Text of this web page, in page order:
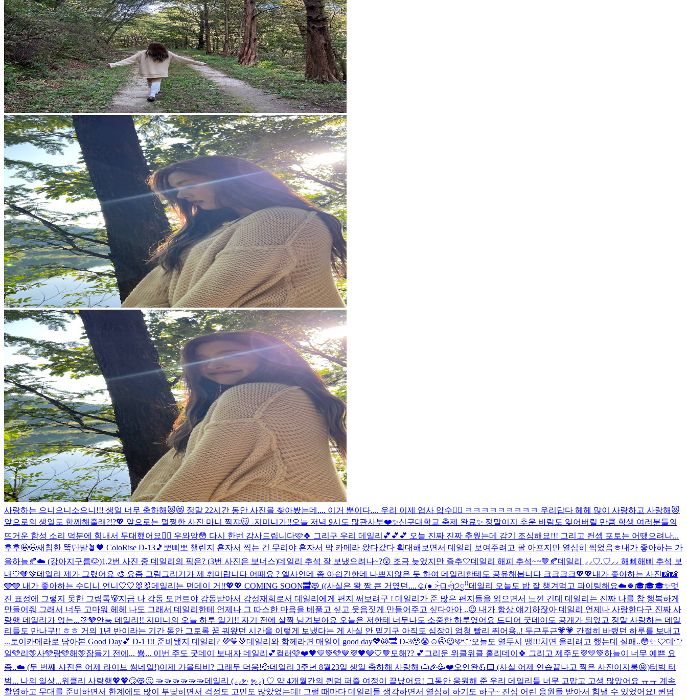
사랑하는 으니으니소으니!!! 생일 너무 축하해😻😻 정말 22시간 동안 사진을 찾아봤는데.... 이거 뿐이다.... 우리 이제 엽사 압수🤦‍♀️ ㅋㅋㅋㅋㅋㅋㅋㅋㅋ 우리답다 헤헤 많이 사랑하고 사랑해😻
앞으로의 생일도 함께해줄래?!?💖 앞으로는 멀쩡한 사진 마니 찍쟈😽 -지미니가!!오늘 저녁 9시도 많관사부❤️✨신구대학교 축제 완료✨ 정말이지 추운 바람도 잊어버릴 만큼 학생 여러분들의
뜨거운 함성 소리 덕분에 힘내서 무대했어요❤️‍🔥 우와앙😳 다시 한번 감사드립니다🩷🍀 그리구 우리 데일리💕💕💕 오늘 진짜 진짜 추웠는데 감기 조심해요!!! 그리고 컨셉 포토는 어땠으려나...
후후🤩🤩새침한 똑단발🪴🖤 ColoRise D-13🎵 뽀삐뽀 챌린지 혼자서 찍는 건 무리야 혼자서 막 카메라 왔다갔다 확대해보면서 데일리 보여주려고 팔 아프지만 열심히 찍었음ㅎ내가 좋아하는 가
을하늘🍂☁️ (강아지구름🐶)1,2번 사진 중 데일리의 픽은? (3번 사진은 보너스)데일리 추석 잘 보냈으려나~?😲 조금 늦었지만 즐추🤍데일리 해피 추석~~🤎🍂데일리 ⸝⸝♡.♡⸝⸝ 해삐해삐 추석 보
내🤍🩵💚데일리 제가 그렸어요 🎨 요즘 그림그리기가 제 취미랍니다 어때요 ? 엘사인데 좀 아쉽긴한데 나쁘지않은 듯 하여 데일리한테도 공유해봅니다 크크크크💖💖내가 좋아하는 사진📸📸
🩶🩶 내가 좋아하는 수디니 언니🤍🤍🐰🐰데일리는 먼데이 거!!💖💖 COMING SOON🔜😻 ((사실은 왕 짱 큰 거였던....☺(● ˃̶͈̀ロ˂̶͈́)੭ꠥ⁾⁾️데일리 오늘도 밥 잘 챙겨먹고 파이팅해요☁️🍀 🎓🎓🎓✨멋
진 표정에 그렇지 못한 그립톡🐻지금 나 감동 모먼트야 감동받아서 감성재희로서 데일리에게 편지 써보려구 ! 데일리가 준 많은 편지들을 읽으면서 느낀 건데 데일리는 진짜 나를 참 행복하게
만들어줘 그래서 너무 고마워 헤헤 나도 그래서 데일리한테 언제나 그 따스한 마음을 베풀고 싶고 웃음짓게 만들어주고 싶다아아 ..😉 내가 항상 얘기하잖아 데일리 언제나 사랑한다구 진짜 사
랑행 데일리가 없는...🩷🩵안뇽 데일리!! 지미니의 오늘 하루 일기!! 자기 전에 살짝 남겨보아요 오늘은 저한테 너무나도 소중한 하루였어요 드디어 굿데이도 공개가 되었고 정말 사랑하는 데일
리들도 만나구!! ㅎㅎ 거의 1년 반이라는 기간 동안 그토록 꿈 꿔왔던 시간을 이렇게 보냈다는 게 사실 안 믿기구 아직도 심장이 엄청 빨리 뛰어용..! 두근두근💗💗 간절히 바랬던 하루를 보내고
... 토이카메라로 담아본 Good Day💕 D-1 !!! 준비됐지 데일리? 💜💛💚데일리와 함께라면 매일이 good day💖😻🔜 D-3🥹😭☺️🤭😉🩷🩵오늘도 열두시 땡!!!치면 올리려고 했는데 실패..😳✨ 🩵데🩵
일🩵리🩵사🩵랑🩵해🩵잠들기 전에... 뿅... 이번 주도 굿데이 보내자 데일리💕컬러🩷❤️🧡💛💚🩵💙💜🖤🩶🤍🤎 모해?? 💕 그리운 위클위클 홀리데이🍀 그리고 제주도💜💛💚하늘이 너무 예쁜 요
즘..☁️ (두 번째 사진은 어제 라이브 썸네일!)이제 가을티비? 그래두 더움!💦데일리 3주년 8월23일 생일 축하해 사랑해 🎂🎉🥳❤️오연완💪🏻 (사실 어제 연습끝나고 찍은 사진이지롱😝)터벅 터
벅... 나의 일상...위클리 사랑행💖💖😏😻😝 🫳🫳🫳🫳🫳🫳데일리 (⸝⸝ᵒ̴̶̷ ·̫ ᵒ̴̶̷⸝⸝) ♡ 약 4개월간의 퀸덤 퍼즐 여정이 끝났어요! 그동안 응원해 준 우리 데일리들 너무 고맙고 고생 많았어요 ㅠㅠ 계속
촬영하고 무대를 준비하면서 한계에도 많이 부딪히면서 걱정도 고민도 많았었는데! 그럴 때마다 데일리들 생각하면서 열심히 하기도 하구~ 진심 어린 응원들 받아서 힘낼 수 있었어요! 퀸덤